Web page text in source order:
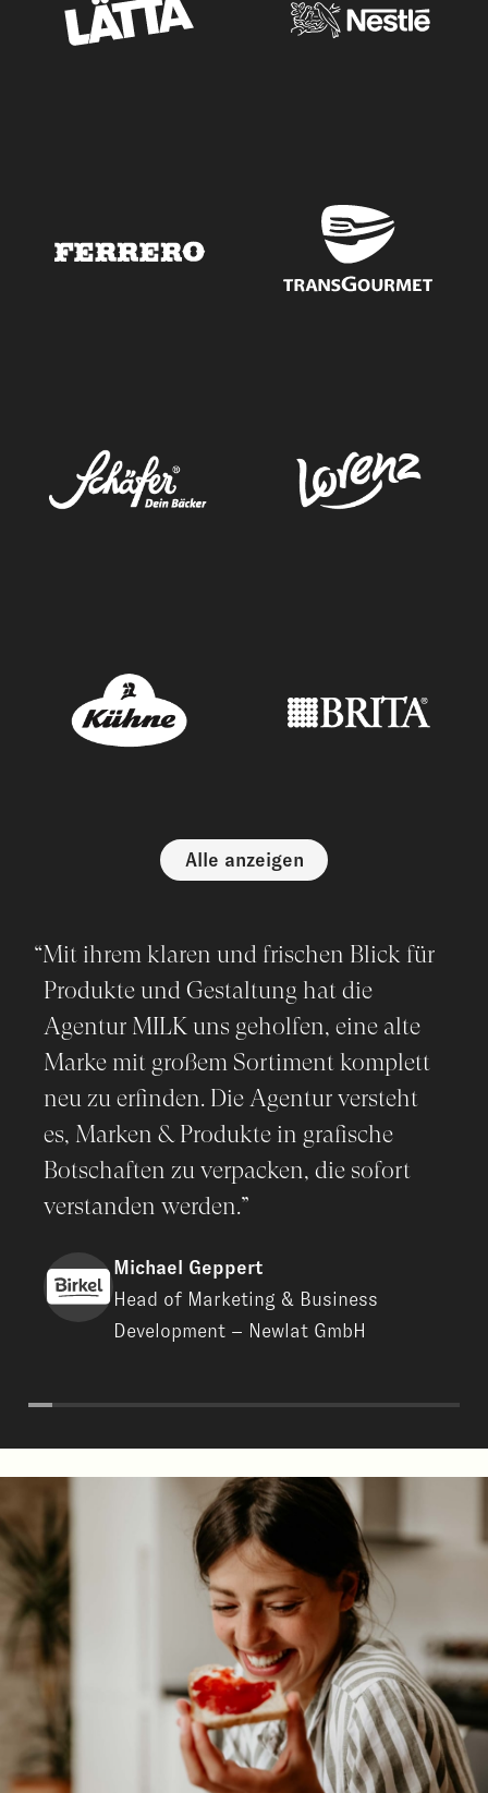
Alle anzeigen
“Mit ihrem klaren und frischen Blick für
Produkte und Gestaltung hat die
Agentur MILK uns geholfen, eine alte
Marke mit großem Sortiment komplett
neu zu erfinden. Die Agentur versteht
es, Marken & Produkte in grafische
Botschaften zu verpacken, die sofort
verstanden werden.”
Michael Geppert
Head of Marketing & Business
Development – Newlat GmbH